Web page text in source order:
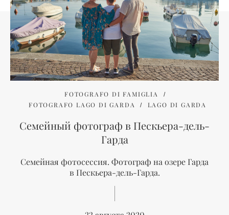
FOTOGRAFO DI FAMIGLIA
FOTOGRAFO LAGO DI GARDA
LAGO DI GARDA
Семейный фотограф в Пескьера-дель-
Гарда
Семейная фотосессия. Фотограф на озере Гарда
в Пескьера-дель-Гарда.